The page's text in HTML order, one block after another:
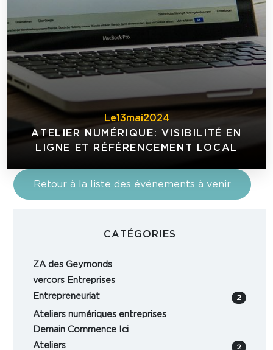
Le13mai2024
ATELIER NUMÉRIQUE: VISIBILITÉ EN
LIGNE ET RÉFÉRENCEMENT LOCAL
Retour à la liste des événements à venir
CATÉGORIES
ZA des Geymonds
vercors Entreprises
Entrepreneuriat
2
Ateliers numériques entreprises
Demain Commence Ici
Ateliers
2